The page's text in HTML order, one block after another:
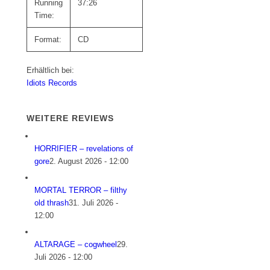
Running
Time:
37:26
Format: CD
Erhältlich bei:
Idiots Records
WEITERE REVIEWS
HORRIFIER – revelations of
gore2. August 2026 - 12:00
MORTAL TERROR – filthy
old thrash31. Juli 2026 -
12:00
ALTARAGE – cogwheel29.
Juli 2026 - 12:00